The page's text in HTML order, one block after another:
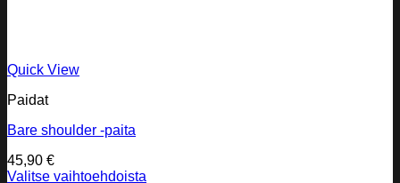
Quick View
Paidat
Bare shoulder -paita
45,90 €
Valitse vaihtoehdoista